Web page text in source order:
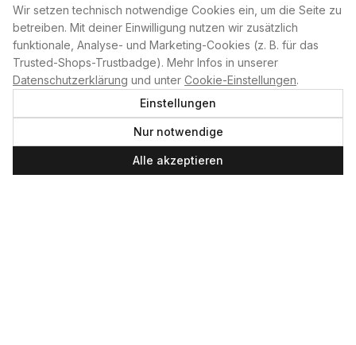
Wir setzen technisch notwendige Cookies ein, um die Seite zu
betreiben. Mit deiner Einwilligung nutzen wir zusätzlich
funktionale, Analyse- und Marketing-Cookies (z. B. für das
Trusted-Shops-Trustbadge). Mehr Infos in unserer
Datenschutzerklärung und unter Cookie-Einstellungen.
Einstellungen
Nur notwendige
Alle akzeptieren
PLAN B
Home
Kontakt
Impressum
Datenschutzerklärung